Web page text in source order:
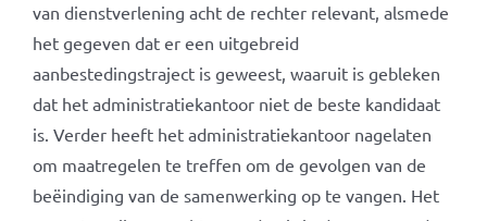
van dienstverlening acht de rechter relevant, alsmede
het gegeven dat er een uitgebreid
aanbestedingstraject is geweest, waaruit is gebleken
dat het administratiekantoor niet de beste kandidaat
is. Verder heeft het administratiekantoor nagelaten
om maatregelen te treffen om de gevolgen van de
beëindiging van de samenwerking op te vangen. Het